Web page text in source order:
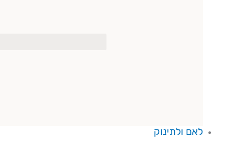
לאם ולתינוק